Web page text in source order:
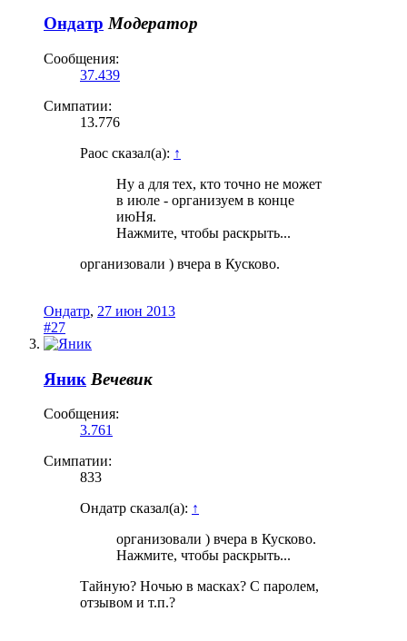
Ондатр Модератор
Сообщения:
37.439
Симпатии:
13.776
Раос сказал(а): ↑
Ну а для тех, кто точно не может
в июле - организуем в конце
июНя.
Нажмите, чтобы раскрыть...
организовали ) вчера в Кусково.
Ондатр, 27 июн 2013
#27
Яник Вечевик
Сообщения:
3.761
Симпатии:
833
Ондатр сказал(а): ↑
организовали ) вчера в Кусково.
Нажмите, чтобы раскрыть...
Тайную? Ночью в масках? С паролем,
отзывом и т.п.?